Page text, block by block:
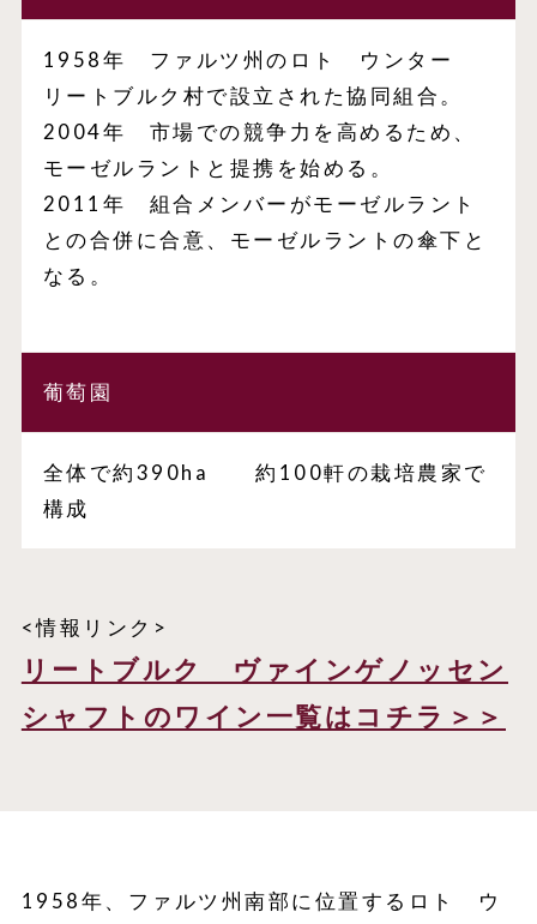
1958年 ファルツ州のロト ウンター
リートブルク村で設立された協同組合。
2004年 市場での競争力を高めるため、
モーゼルラントと提携を始める。
2011年 組合メンバーがモーゼルラント
との合併に合意、モーゼルラントの傘下と
なる。
葡萄園
全体で約390ha 約100軒の栽培農家で
構成
<情報リンク>
リートブルク ヴァインゲノッセン
シャフトのワイン一覧はコチラ＞＞
1958年、ファルツ州南部に位置するロト ウ